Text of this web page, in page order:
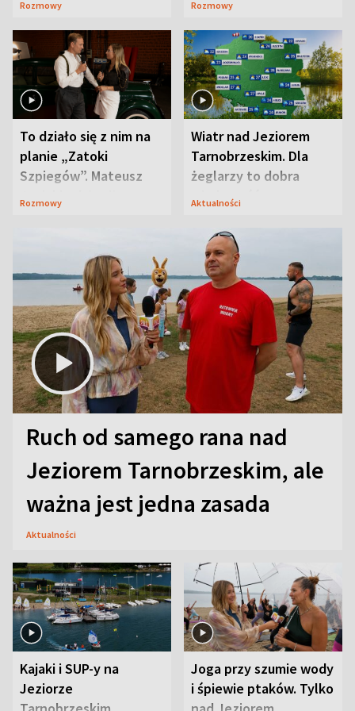
Rozmowy Rozmowy
To działo się z nim na
planie „Zatoki
Szpiegów”. Mateusz
Janicki odsłonił
Rozmowy
Wiatr nad Jeziorem
Tarnobrzeskim. Dla
żeglarzy to dobra
wiadomość
Aktualności
Ruch od samego rana nad
Jeziorem Tarnobrzeskim, ale
ważna jest jedna zasada
Aktualności
Kajaki i SUP-y na
Jeziorze
Joga przy szumie wody
i śpiewie ptaków. Tylko